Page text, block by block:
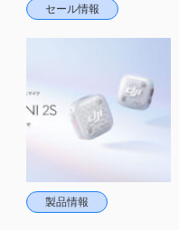
セール情報
製品情報